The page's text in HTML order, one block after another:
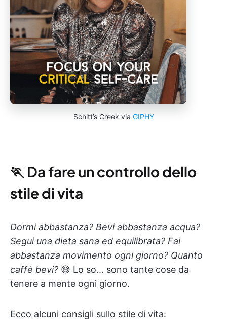
Schitt’s Creek via GIPHY
🏃 Da fare un controllo dello
stile di vita
Dormi abbastanza? Bevi abbastanza acqua?
Segui una dieta sana ed equilibrata? Fai
abbastanza movimento ogni giorno? Quanto
caffè bevi? 😅 Lo so... sono tante cose da
tenere a mente ogni giorno.
Ecco alcuni consigli sullo stile di vita: